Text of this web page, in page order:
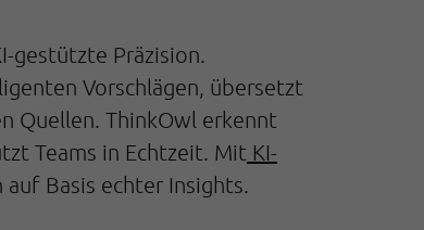
gestützte Präzision.
Vorschlägen, übersetzt
Quellen. ThinkOwl erkennt
Teams in Echtzeit. Mit KI-
Basis echter Insights.